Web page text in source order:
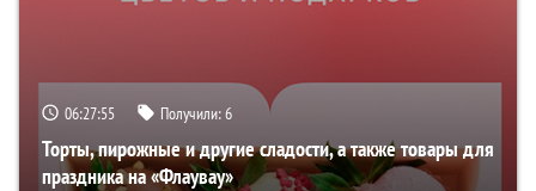
06:27:54 Получили:6
Торты, пирожные и другие сладости, а также товары для
праздника на «Флаувау»